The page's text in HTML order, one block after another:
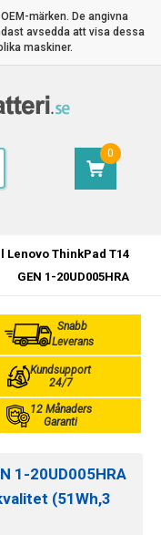
märken. De angivna
avsedda att visa dessa
maskiner.
0
Lenovo ThinkPad T14
GEN 1-20UD005HRA
Snabb
Leverans
Kundsupport
24/7
12 Månaders
Garanti
1-20UD005HRA
(51Wh,3